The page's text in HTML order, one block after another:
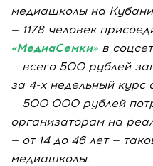
медиашколы на
— 1178 человек
«МедиаСемки» в
— всего 500 рублей
за 4-х недельный курс
— 500 000 рублей
организаторам на
— от 14 до 46 лет —
медиашколы.